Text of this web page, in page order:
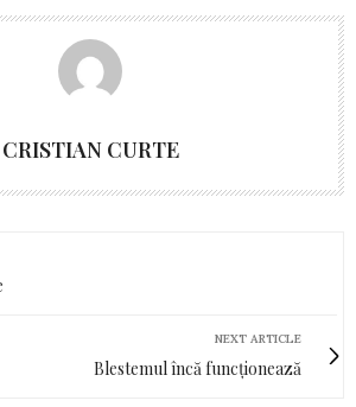
CRISTIAN CURTE
NEXT ARTICLE
Blestemul încă funcționează